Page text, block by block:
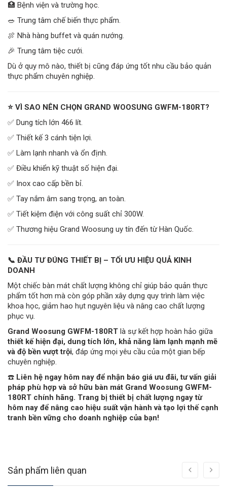
🏥 Bệnh viện và trường học.
🥗 Trung tâm chế biến thực phẩm.
🍖 Nhà hàng buffet và quán nướng.
🎉 Trung tâm tiệc cưới.
Dù ở quy mô nào, thiết bị cũng đáp ứng tốt nhu cầu bảo quản
thực phẩm chuyên nghiệp.
⭐ VÌ SAO NÊN CHỌN GRAND WOOSUNG GWFM-180RT?
✅ Dung tích lớn 466 lít.
✅ Thiết kế 3 cánh tiện lợi.
✅ Làm lạnh nhanh và ổn định.
✅ Điều khiển kỹ thuật số hiện đại.
✅ Inox cao cấp bền bỉ.
✅ Tay nắm âm sang trọng, an toàn.
✅ Tiết kiệm điện với công suất chỉ 300W.
✅ Thương hiệu Grand Woosung uy tín đến từ Hàn Quốc.
📞 ĐẦU TƯ ĐÚNG THIẾT BỊ – TỐI ƯU HIỆU QUẢ KINH
DOANH
Một chiếc bàn mát chất lượng không chỉ giúp bảo quản thực
phẩm tốt hơn mà còn góp phần xây dựng quy trình làm việc
khoa học, giảm hao hụt nguyên liệu và nâng cao chất lượng
phục vụ.
Grand Woosung GWFM-180RT là sự kết hợp hoàn hảo giữa
thiết kế hiện đại, dung tích lớn, khả năng làm lạnh mạnh mẽ
và độ bền vượt trội, đáp ứng mọi yêu cầu của một gian bếp
chuyên nghiệp.
☎️ Liên hệ ngay hôm nay để nhận báo giá ưu đãi, tư vấn giải
pháp phù hợp và sở hữu bàn mát Grand Woosung GWFM-
180RT chính hãng. Trang bị thiết bị chất lượng ngay từ
hôm nay để nâng cao hiệu suất vận hành và tạo lợi thế cạnh
tranh bền vững cho doanh nghiệp của bạn!
Sản phẩm liên quan